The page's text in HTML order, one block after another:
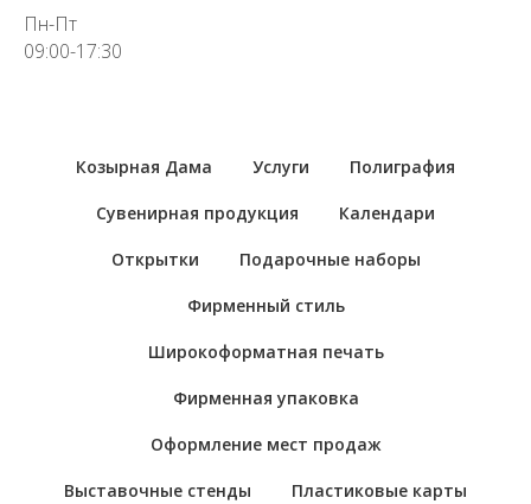
Пн-Пт
09:00-17:30
Козырная Дама Услуги Полиграфия
Сувенирная продукция Календари
Открытки Подарочные наборы
Фирменный стиль
Широкоформатная печать
Фирменная упаковка
Оформление мест продаж
Выставочные стенды Пластиковые карты